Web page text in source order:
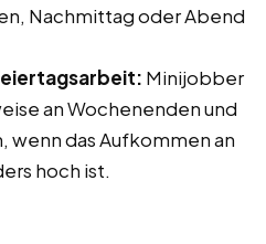
Nachmittag oder Abend
Minijobber
an Wochenenden und
wenn das Aufkommen an
hoch ist.